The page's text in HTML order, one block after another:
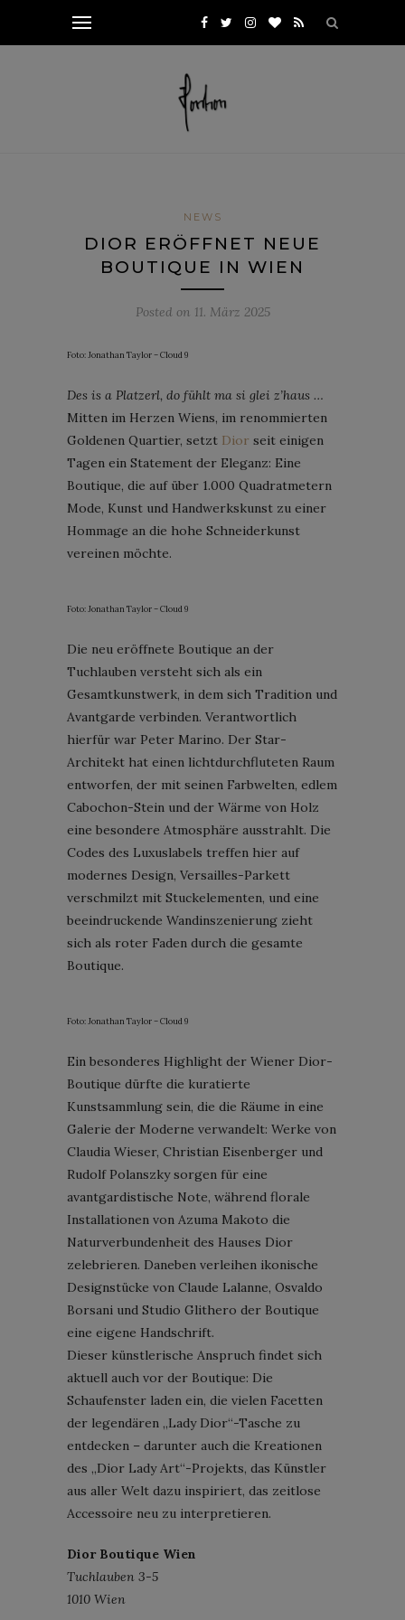
NEWS
DIOR ERÖFFNET NEUE
BOUTIQUE IN WIEN
Posted on 11. März 2025
Foto: Jonathan Taylor – Cloud 9
Des is a Platzerl, do fühlt ma si glei z’haus …
Mitten im Herzen Wiens, im renommierten
Goldenen Quartier, setzt Dior seit einigen
Tagen ein Statement der Eleganz: Eine
Boutique, die auf über 1.000 Quadratmetern
Mode, Kunst und Handwerkskunst zu einer
Hommage an die hohe Schneiderkunst
vereinen möchte.
Foto: Jonathan Taylor – Cloud 9
Die neu eröffnete Boutique an der
Tuchlauben versteht sich als ein
Gesamtkunstwerk, in dem sich Tradition und
Avantgarde verbinden. Verantwortlich
hierfür war Peter Marino. Der Star-
Architekt hat einen lichtdurchfluteten Raum
entworfen, der mit seinen Farbwelten, edlem
Cabochon-Stein und der Wärme von Holz
eine besondere Atmosphäre ausstrahlt. Die
Codes des Luxuslabels treffen hier auf
modernes Design, Versailles-Parkett
verschmilzt mit Stuckelementen, und eine
beeindruckende Wandinszenierung zieht
sich als roter Faden durch die gesamte
Boutique.
Foto: Jonathan Taylor – Cloud 9
Ein besonderes Highlight der Wiener Dior-
Boutique dürfte die kuratierte
Kunstsammlung sein, die die Räume in eine
Galerie der Moderne verwandelt: Werke von
Claudia Wieser, Christian Eisenberger und
Rudolf Polanszky sorgen für eine
avantgardistische Note, während florale
Installationen von Azuma Makoto die
Naturverbundenheit des Hauses Dior
zelebrieren. Daneben verleihen ikonische
Designstücke von Claude Lalanne, Osvaldo
Borsani und Studio Glithero der Boutique
eine eigene Handschrift.
Dieser künstlerische Anspruch findet sich
aktuell auch vor der Boutique: Die
Schaufenster laden ein, die vielen Facetten
der legendären „Lady Dior“-Tasche zu
entdecken – darunter auch die Kreationen
des „Dior Lady Art“-Projekts, das Künstler
aus aller Welt dazu inspiriert, das zeitlose
Accessoire neu zu interpretieren.
Dior Boutique Wien
Tuchlauben 3-5
1010 Wien